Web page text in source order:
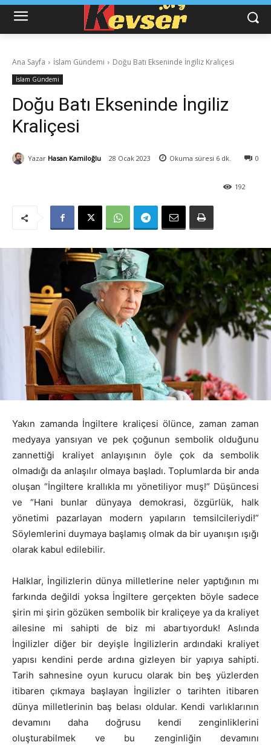
Ana Sayfa İslam Gündemi Doğu Batı Ekseninde İngiliz Kraliçesi
İslam Gündemi
Doğu Batı Ekseninde İngiliz
Kraliçesi
Yazar Hasan Kamiloğlu 28 Ocak 2023 Okuma süresi 6 dk. 0
192
Yakın zamanda İngiltere kraliçesi ölünce, zaman zaman
medyaya yansıyan ve pek çoğunun sembolik olduğunu
zannettiği kraliyet anlayışının öyle çok da sembolik
olmadığı da anlaşılır olmaya başladı. Toplumlarda bir anda
oluşan “İngiltere krallıkla mı yönetiliyor muş!” Düşüncesi
ve “Hani bunlar dünyaya demokrasi, özgürlük, halk
yönetimi pazarlayan modern yapıların temsilcileriydi!”
Söylemlerini duymaya başlamış olmak da bir uyanışın ışığı
olarak kabul edilebilir.
Halklar, İngilizlerin dünya milletlerine neler yaptığının mı
farkında değildi yoksa İngiltere gerçekten böyle sadece
şirin mi şirin gözüken sembolik bir kraliçeye ya da kraliyet
ailesine mi sahipti de biz mi abartıyorduk! Aslında
İngilizler diğer bir deyişle İngilizlerin ardındaki kraliyet
yapısı kendini perde ardına gizleyen bir yapıya sahipti.
Tarih sahnesine oyun kurucu olarak bin beş yüzlerden
itibaren çıkmaya başlayan İngilizler o tarihten itibaren
dünya milletlerinin baş belası oldular. Kendi varlıklarının
devamını daha doğrusu kendi zenginliklerini
oluşturabilmek ve bu zenginliğin devamını